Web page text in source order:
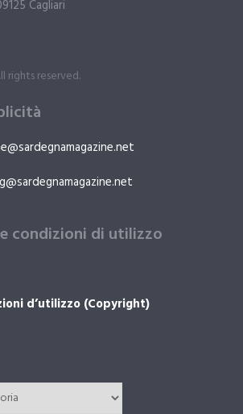
Cagliari
rights reserved.
condizioni di utilizzo
d’utilizzo (Copyright)